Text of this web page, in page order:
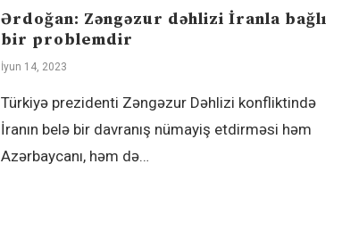
Ərdoğan: Zəngəzur dəhlizi İranla bağlı
bir problemdir
İyun 14, 2023
Türkiyə prezidenti Zəngəzur Dəhlizi konfliktində
İranın belə bir davranış nümayiş etdirməsi həm
Azərbaycanı, həm də…